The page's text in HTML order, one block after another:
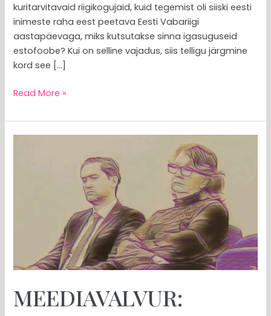
kuritarvitavaid riigikogujaid, kuid tegemist oli siiski eesti
inimeste raha eest peetava Eesti Vabariigi
aastapäevaga, miks kutsutakse sinna igasuguseid
estofoobe? Kui on selline vajadus, siis telligu järgmine
kord see […]
Read More »
MEEDIAVALVUR: